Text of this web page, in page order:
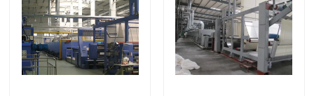
পণ্য
আমাদের সম্পর্কে